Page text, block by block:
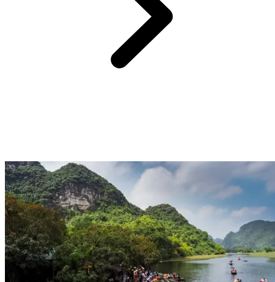
Ses lanternes colorées, ses façades jaunes patinées et ses canaux
bordés de cafésfont de la vieille ville de Hoi An
un joyau du
centre du Vietnam.Classée au patrimoine mondial de
l'UNESCO, elle se découvreà pied ou à vélo
, au gré de ruelles
pavées et de marchés animés.
Le soir venu, la magie opère : les lanternes illuminent la rivière Thu
Bon et créent une atmosphère féérique.Entre temples, ponts
japonais et boutiques d'artisans, chaque coin recèle une surprise.
Cette immersion dans l'histoire et la douceur vietnamienne offre aux
voyages en Asie une touche poétique et inoubliable.